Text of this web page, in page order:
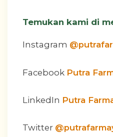
Temukan kami di
Instagram
Facebook Putra
LinkedIn Putra
Twitter